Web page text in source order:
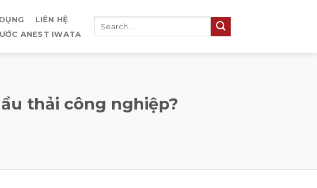
LIÊN HỆ
ANEST IWATA
thải công nghiệp?